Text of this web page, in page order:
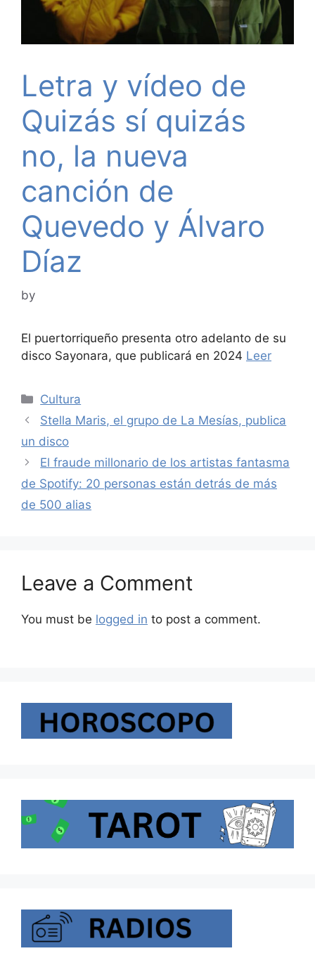
Letra y vídeo de
Quizás sí quizás
no, la nueva
canción de
Quevedo y Álvaro
Díaz
by
El puertorriqueño presenta otro adelanto de su
disco Sayonara, que publicará en 2024 Leer
Categories
Cultura
Stella Maris, el grupo de La Mesías, publica
un disco
El fraude millonario de los artistas fantasma
de Spotify: 20 personas están detrás de más
de 500 alias
Leave a Comment
You must be logged in to post a comment.